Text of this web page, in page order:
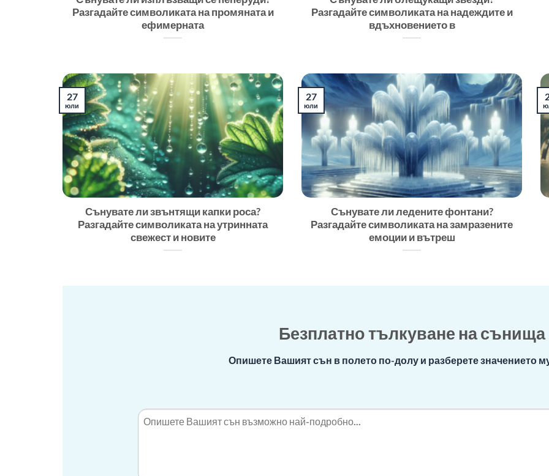
Разгадайте символиката на промяната и
ефимерната
Разгадайте символиката на надеждите и
вдъхновението в
Сънувате ли звънтящи капки роса?
Разгадайте символиката на утринната
свежест и новите
27
юли
Сънувате ли ледените фонтани?
Разгадайте символиката на замразените
емоции и вътреш
27
юли
Безплатно тълкуване на сънища
Опишете Вашият сън в полето по-долу и разберете значението